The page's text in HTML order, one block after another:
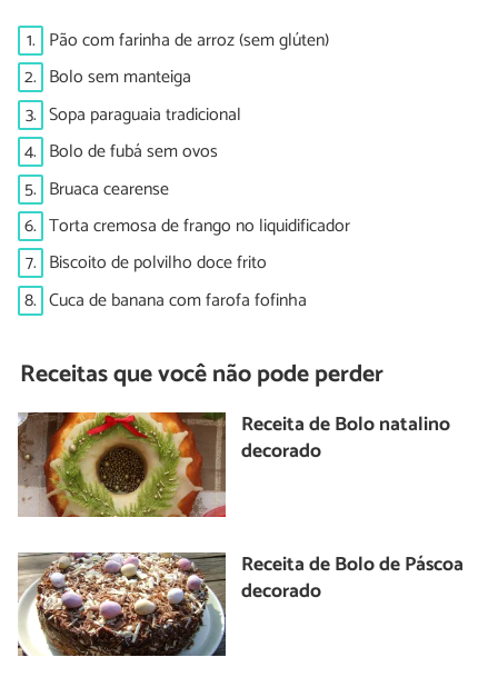
1. Pão com farinha de arroz (sem glúten)
2. Bolo sem manteiga
3. Sopa paraguaia tradicional
4. Bolo de fubá sem ovos
5. Bruaca cearense
6. Torta cremosa de frango no liquidificador
7. Biscoito de polvilho doce frito
8. Cuca de banana com farofa fofinha
Receitas que você não pode perder
Receita de Bolo natalino
decorado
Receita de Bolo de Páscoa
decorado